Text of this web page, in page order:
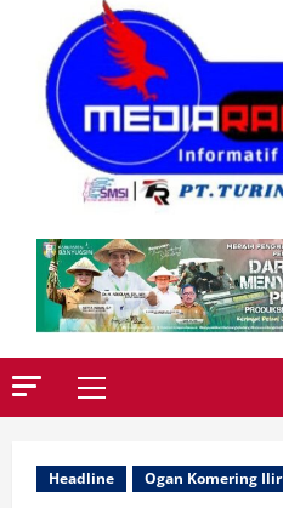
Primary
Headline Ogan Komering Ilir